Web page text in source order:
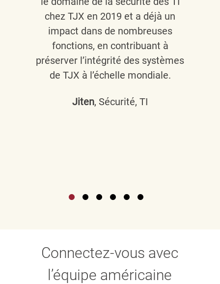
chez TJX en 2019 et a déjà un
impact dans de nombreuses
fonctions, en contribuant à
préserver l’intégrité des systèmes
de TJX à l’échelle mondiale.
Jiten, Sécurité, TI
Connectez-vous avec
l’équipe américaine